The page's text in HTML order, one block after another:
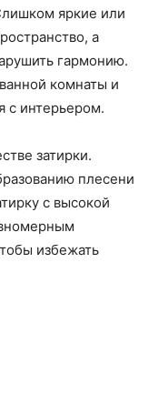
яркие или
а
гармонию.
комнаты и
с интерьером.
затирки.
плесени
с высокой
избежать